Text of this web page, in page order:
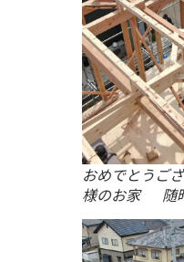
おめでとうご
様のお家 随